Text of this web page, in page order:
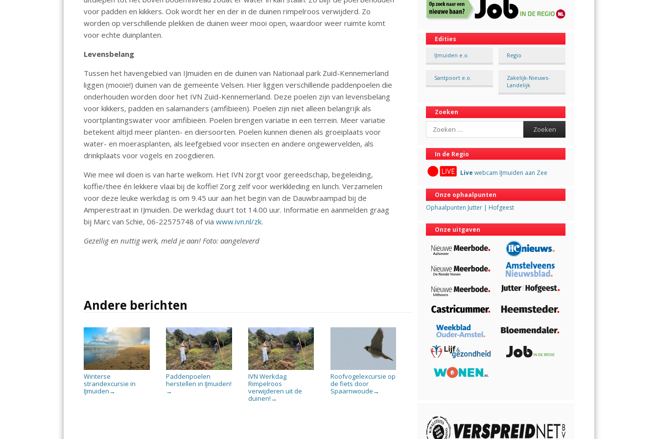
o
k
p
p
n
voor padden en kikkers. Ook wordt her en der in de duinen rimpelroos verwijderd. Zo
worden op verschillende plekken de duinen weer mooi open, waardoor weer ruimte komt
voor echte duinplanten.
Levensbelang
Tussen het havengebied van IJmuiden en de duinen van Nationaal park Zuid-Kennemerland
liggen (mooie!) duinen van de gemeente Velsen. Hier liggen verschillende paddenpoelen die
onderhouden worden door het IVN Zuid-Kennemerland. Deze poelen zijn van levensbelang
voor kikkers, padden en salamanders (amfibieën). Poelen zijn niet alleen belangrijk als
voortplantingswater voor amfibieën. Poelen brengen variatie in een terrein. Meer variatie
betekent altijd meer planten- en diersoorten. Poelen kunnen dienen als groeiplaats voor
water- en moerasplanten, als leefgebied voor insecten en andere ongewervelden, als
drinkplaats voor vogels en zoogdieren.
Wie mee wil doen is van harte welkom. Het IVN zorgt voor gereedschap, begeleiding,
koffie/thee én lekkere vlaai bij de koffie! Zorg zelf voor werkkleding en lunch. Verzamelen
voor deze leuke werkdag is om 9.45 uur aan het begin van de Dauwbraampad bij de
Amperestraat in IJmuiden. De werkdag duurt tot 14.00 uur. Informatie en aanmelden graag
bij Marc van Schie, 06-22575748 of viawww.ivn.nl/zk.
Gezellig en nuttig werk, meld je aan! Foto: aangeleverd
Andere berichten
Winterse
strandexcursie in
IJmuiden →
Paddenpoelen
herstellen in IJmuiden!
→
IVN Werkdag
Rimpelroos
verwijderen uit de
duinen! →
Roofvogelexcursie op
de fiets door
Spaarnwoude →
Edities
IJmuiden e.o. Regio
Santpoort e.o.
Zakelijk-Nieuws-
Landelijk
Zoeken
Search
In de Regio
Live webcam IJmuiden aan Zee
Onze ophaalpunten
Ophaalpunten Jutter | Hofgeest
Onze uitgaven